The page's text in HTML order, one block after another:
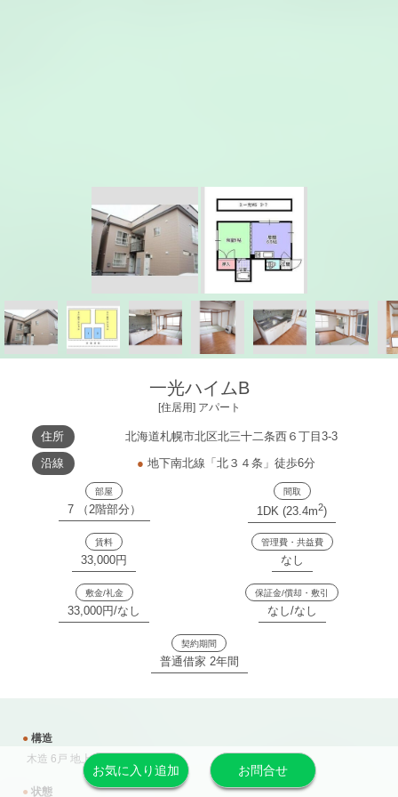
一光ハイムB
[住居用] アパート
住所
北海道札幌市北区北三十二条西６丁目3-3
沿線
● 地下南北線「北３４条」徒歩6分
部屋 間取
7 （2階部分） 1DK (23.4m2)
賃料 管理費・共益費
33,000円 なし
敷金/礼金 保証金/償却・敷引
33,000円/なし なし/なし
契約期間
普通借家 2年間
● 構造
木造 6戸 地上2階
● 状態
お気に入り追加 お問合せ